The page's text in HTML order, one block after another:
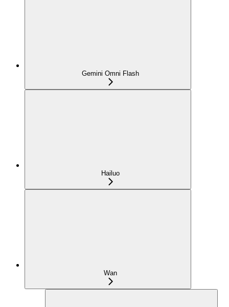
Gemini Omni Flash
Hailuo
Wan